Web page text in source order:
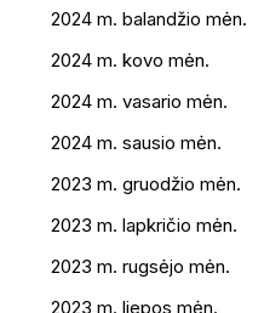
2024 m. balandžio mėn.
2024 m. kovo mėn.
2024 m. vasario mėn.
2024 m. sausio mėn.
2023 m. gruodžio mėn.
2023 m. lapkričio mėn.
2023 m. rugsėjo mėn.
2023 m. liepos mėn.